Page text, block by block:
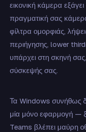
εικονική κάμερα
πραγματική σας
φίλτρα ομορφιάς,
περιήγησης, lower
υπάρχει στη σκηνή
σύσκεψής σας.
Τα Windows συνήθως
μία μόνο εφαρμογή —
Teams βλέπει μαύρη